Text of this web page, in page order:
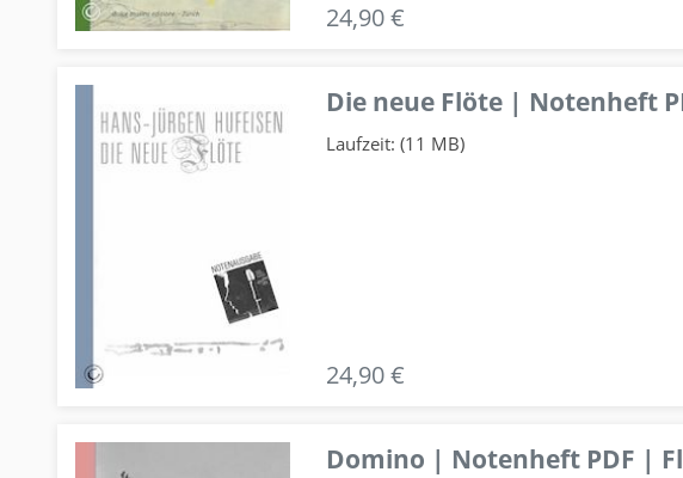
24,90 €
Die neue Flöte | Notenheft
Laufzeit: (11 MB)
24,90 €
Domino | Notenheft PDF |